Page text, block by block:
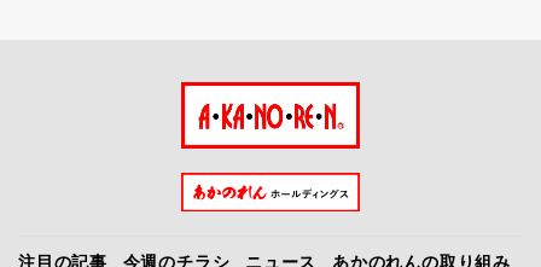
注目の記事 今週のチラシ ニュース あかのれんの取り組み